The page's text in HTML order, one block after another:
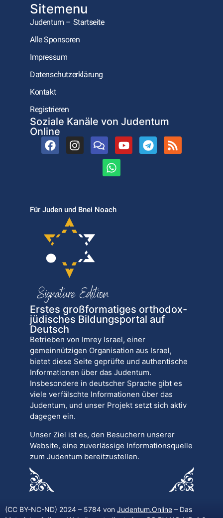
Sitemenu
Judentum – Startseite
Alle Sponsoren
Impressum
Datenschutzerklärung
Kontakt
Registrieren
Soziale Kanäle von Judentum
Online
Für Juden und Bnei Noach
Erstes großformatiges orthodox-
jüdisches Bildungsportal auf
Deutsch
Betrieben von Imrey Israel, einer
gemeinnützigen Organisation aus Israel,
bietet diese Seite geprüfte und authentische
Informationen über das Judentum.
Insbesondere in deutscher Sprache gibt es
viele verfälschte Informationen über das
Judentum, und unser Projekt setzt sich aktiv
dagegen ein.
Unser Ziel ist es, den Besuchern unserer
Website, eine zuverlässige Informationsquelle
zum Judentum bereitzustellen.
(CC BY-NC-ND) 2024 – 5784 von Judentum.Online – Das